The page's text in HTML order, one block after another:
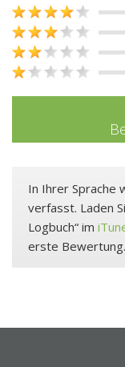
In Ihrer Sprache
verfasst. Laden
Logbuch“ im
erste Bewertung.